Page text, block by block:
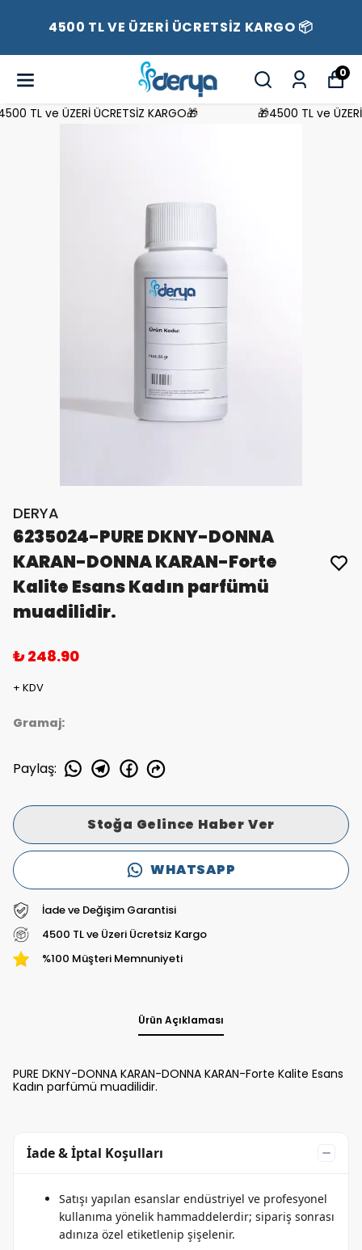
4500 TL VE ÜZERİ ÜCRETSİZ KARGO 📦
0
TL ve ÜZERİ ÜCRETSİZ KARGO🎁 🎁4500 TL ve ÜZERİ
DERYA
6235024-PURE DKNY-DONNA
KARAN-DONNA KARAN-Forte
Kalite Esans Kadın parfümü
muadilidir.
₺ 248.90
+ KDV
Gramaj:
Paylaş:
Stoğa Gelince Haber Ver
WHATSAPP
İade ve Değişim Garantisi
4500 TL ve Üzeri Ücretsiz Kargo
%100 Müşteri Memnuniyeti
Ürün Açıklaması
PURE DKNY-DONNA KARAN-DONNA KARAN-Forte Kalite Esans
Kadın parfümü muadilidir.
İade & İptal Koşulları
Satışı yapılan esanslar endüstriyel ve profesyonel
kullanıma yönelik hammaddelerdir; sipariş sonrası
adınıza özel etiketlenip şişelenir.